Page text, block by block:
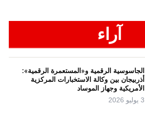
آراء
الجاسوسية الرقمية و«المستعمرة الرقمية»:
أذربيجان بين وكالة الاستخبارات المركزية
الأمريكية وجهاز الموساد
3 يوليو 2026